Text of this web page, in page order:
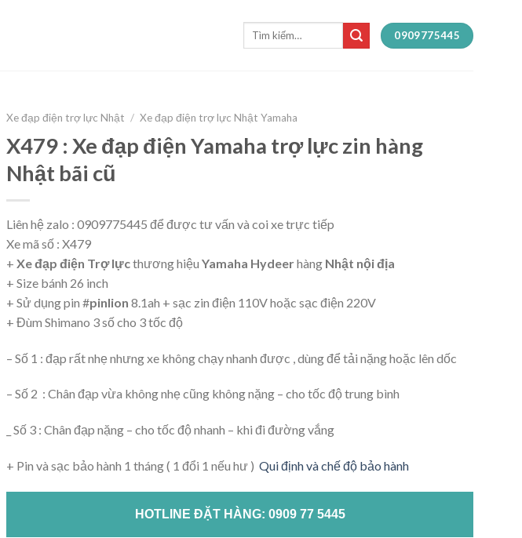
Tìm
0909775445
Xe đạp điện trợ lực Nhật / Xe đạp điện trợ lực Nhật Yamaha
X479 : Xe đạp điện Yamaha trợ lực zin hàng
Nhật bãi cũ
Liên hệ zalo : 0909775445 để được tư vấn và coi xe trực tiếp
Xe mã số : X479
+ Xe đạp điện Trợ lựcthương hiệu Yamaha Hydeerhàng Nhật nội địa
+ Size bánh 26 inch
+ Sử dụng pin #pinlion 8.1ah + sạc zin điện 110V hoặc sạc điện 220V
+ Đùm Shimano 3 số cho 3 tốc độ
– Số 1 : đạp rất nhẹ nhưng xe không chạy nhanh được , dùng để tải nặng hoặc lên dốc
– Số 2 : Chân đạp vừa không nhẹ cũng không nặng – cho tốc độ trung bình
_ Số 3 : Chân đạp nặng – cho tốc độ nhanh – khi đi đường vắng
+ Pin và sạc bảo hành 1 tháng ( 1 đổi 1 nếu hư ) Qui định và chế độ bảo hành
HOTLINE ĐẶT HÀNG: 0909 77 5445